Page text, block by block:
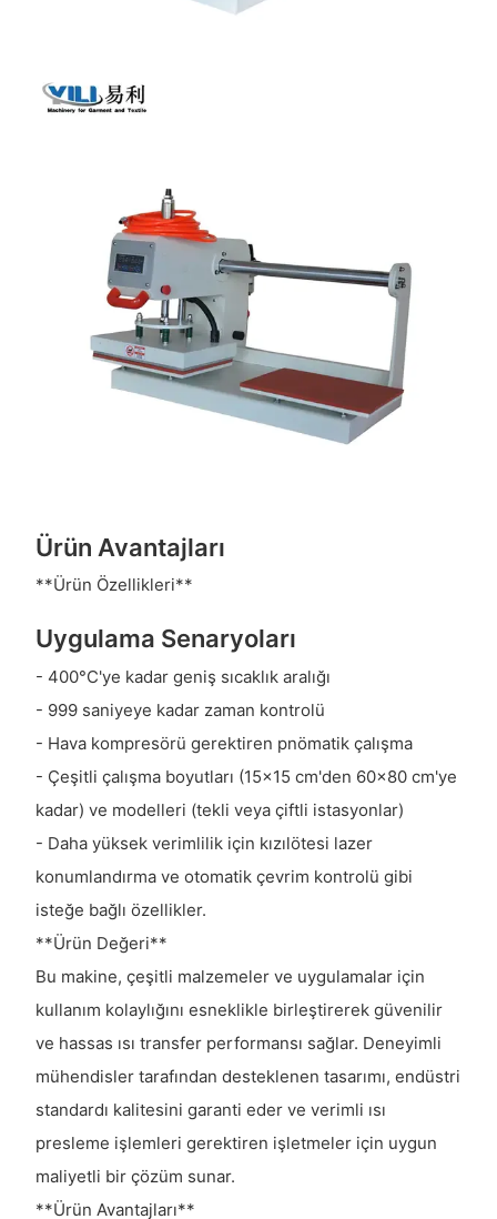
Ürün Avantajları
**Ürün Özellikleri**
Uygulama Senaryoları
- 400°C'ye kadar geniş sıcaklık aralığı
- 999 saniyeye kadar zaman kontrolü
- Hava kompresörü gerektiren pnömatik çalışma
- Çeşitli çalışma boyutları (15x15 cm'den 60x80 cm'ye
kadar) ve modelleri (tekli veya çiftli istasyonlar)
- Daha yüksek verimlilik için kızılötesi lazer
konumlandırma ve otomatik çevrim kontrolü gibi
isteğe bağlı özellikler.
**Ürün Değeri**
Bu makine, çeşitli malzemeler ve uygulamalar için
kullanım kolaylığını esneklikle birleştirerek güvenilir
ve hassas ısı transfer performansı sağlar. Deneyimli
mühendisler tarafından desteklenen tasarımı, endüstri
standardı kalitesini garanti eder ve verimli ısı
presleme işlemleri gerektiren işletmeler için uygun
maliyetli bir çözüm sunar.
**Ürün Avantajları**